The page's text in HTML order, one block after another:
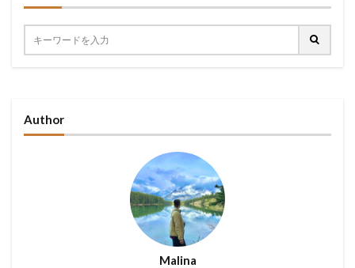
Author
Malina